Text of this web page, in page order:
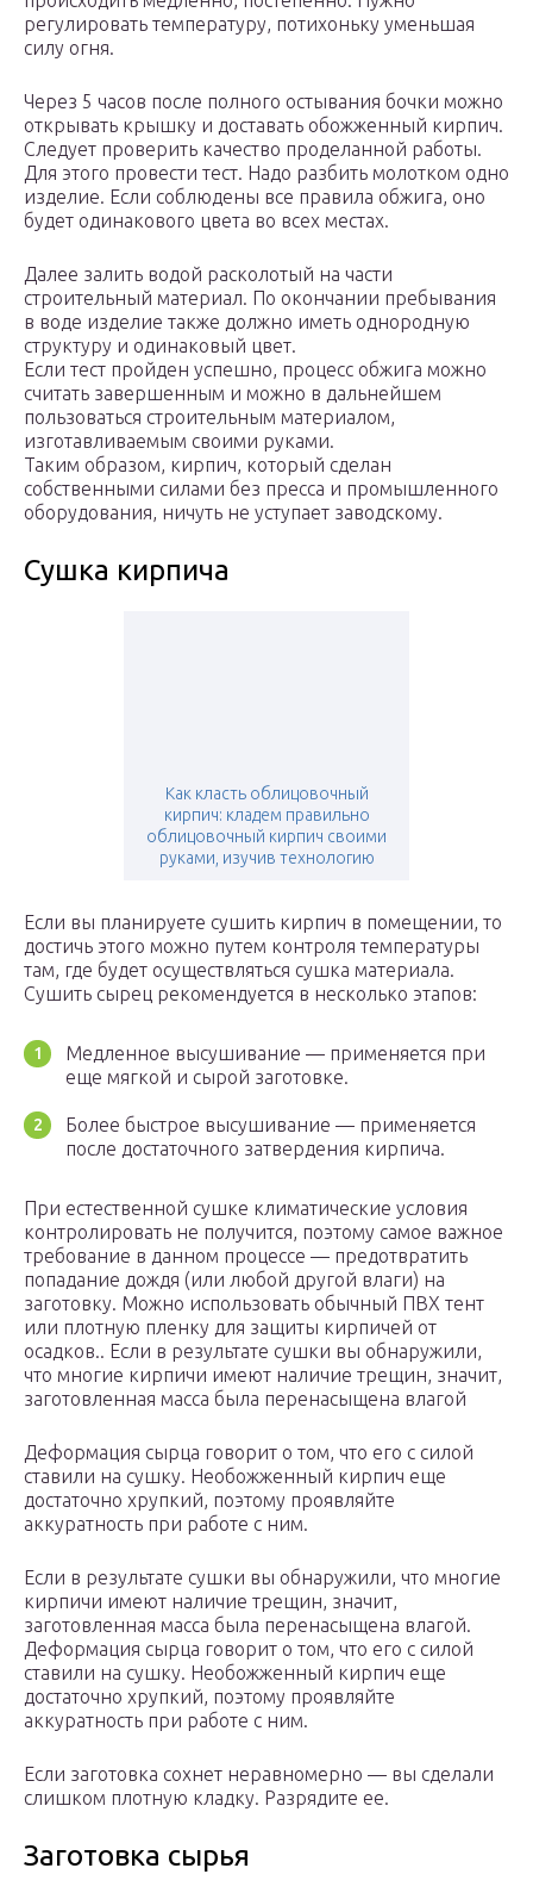
регулировать температуру, потихоньку уменьшая
силу огня.
Через 5 часов после полного остывания бочки можно
открывать крышку и доставать обожженный кирпич.
Следует проверить качество проделанной работы.
Для этого провести тест. Надо разбить молотком одно
изделие. Если соблюдены все правила обжига, оно
будет одинакового цвета во всех местах.
Далее залить водой расколотый на части
строительный материал. По окончании пребывания
в воде изделие также должно иметь однородную
структуру и одинаковый цвет.
Если тест пройден успешно, процесс обжига можно
считать завершенным и можно в дальнейшем
пользоваться строительным материалом,
изготавливаемым своими руками.
Таким образом, кирпич, который сделан
собственными силами без пресса и промышленного
оборудования, ничуть не уступает заводскому.
Сушка кирпича
Как класть облицовочный
кирпич: кладем правильно
облицовочный кирпич своими
руками, изучив технологию
Если вы планируете сушить кирпич в помещении, то
достичь этого можно путем контроля температуры
там, где будет осуществляться сушка материала.
Сушить сырец рекомендуется в несколько этапов:
Медленное высушивание — применяется при
еще мягкой и сырой заготовке.
Более быстрое высушивание — применяется
после достаточного затвердения кирпича.
При естественной сушке климатические условия
контролировать не получится, поэтому самое важное
требование в данном процессе — предотвратить
попадание дождя (или любой другой влаги) на
заготовку. Можно использовать обычный ПВХ тент
или плотную пленку для защиты кирпичей от
осадков.. Если в результате сушки вы обнаружили,
что многие кирпичи имеют наличие трещин, значит,
заготовленная масса была перенасыщена влагой
Деформация сырца говорит о том, что его с силой
ставили на сушку. Необожженный кирпич еще
достаточно хрупкий, поэтому проявляйте
аккуратность при работе с ним.
Если в результате сушки вы обнаружили, что многие
кирпичи имеют наличие трещин, значит,
заготовленная масса была перенасыщена влагой.
Деформация сырца говорит о том, что его с силой
ставили на сушку. Необожженный кирпич еще
достаточно хрупкий, поэтому проявляйте
аккуратность при работе с ним.
Если заготовка сохнет неравномерно — вы сделали
слишком плотную кладку. Разрядите ее.
Заготовка сырья